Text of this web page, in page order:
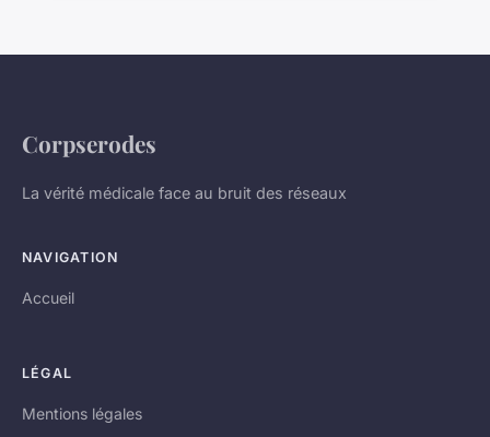
Corpserodes
La vérité médicale face au bruit des réseaux
NAVIGATION
Accueil
LÉGAL
Mentions légales